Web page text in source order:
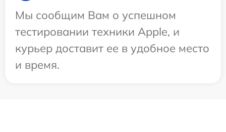
Мы сообщим Вам о успешном
тестировании техники Apple, и
курьер доставит ее в удобное место
и время.